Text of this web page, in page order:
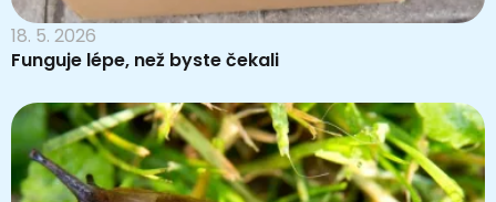
18. 5. 2026
Funguje lépe, než byste čekali